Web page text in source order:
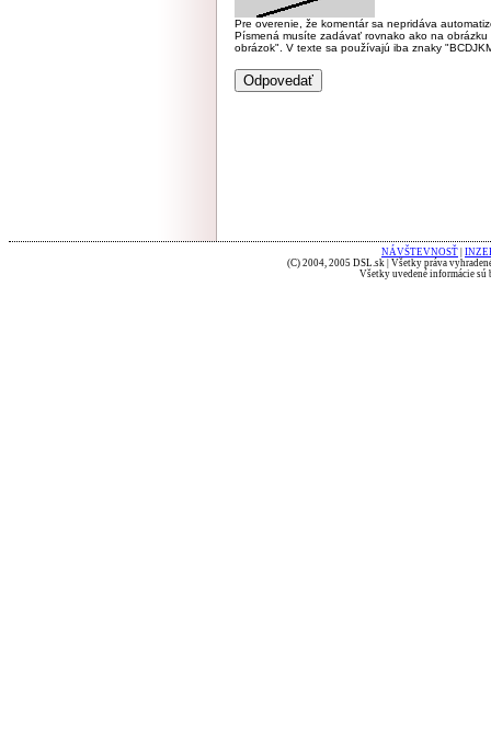
Pre overenie, že komentár sa nepridáva
Písmená musíte zadávať rovnako ako na
obrázok". V texte sa používajú iba znaky
NÁVŠTEVNOSŤ
(C) 2004, 2005 DSL.sk | Všetky práva
Všetky uvedené informácie sú